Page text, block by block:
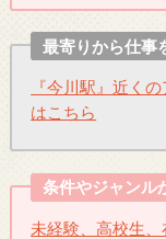
最寄りから仕事
『今川駅』近く
はこちら
条件やジャンル
未経験、高校生